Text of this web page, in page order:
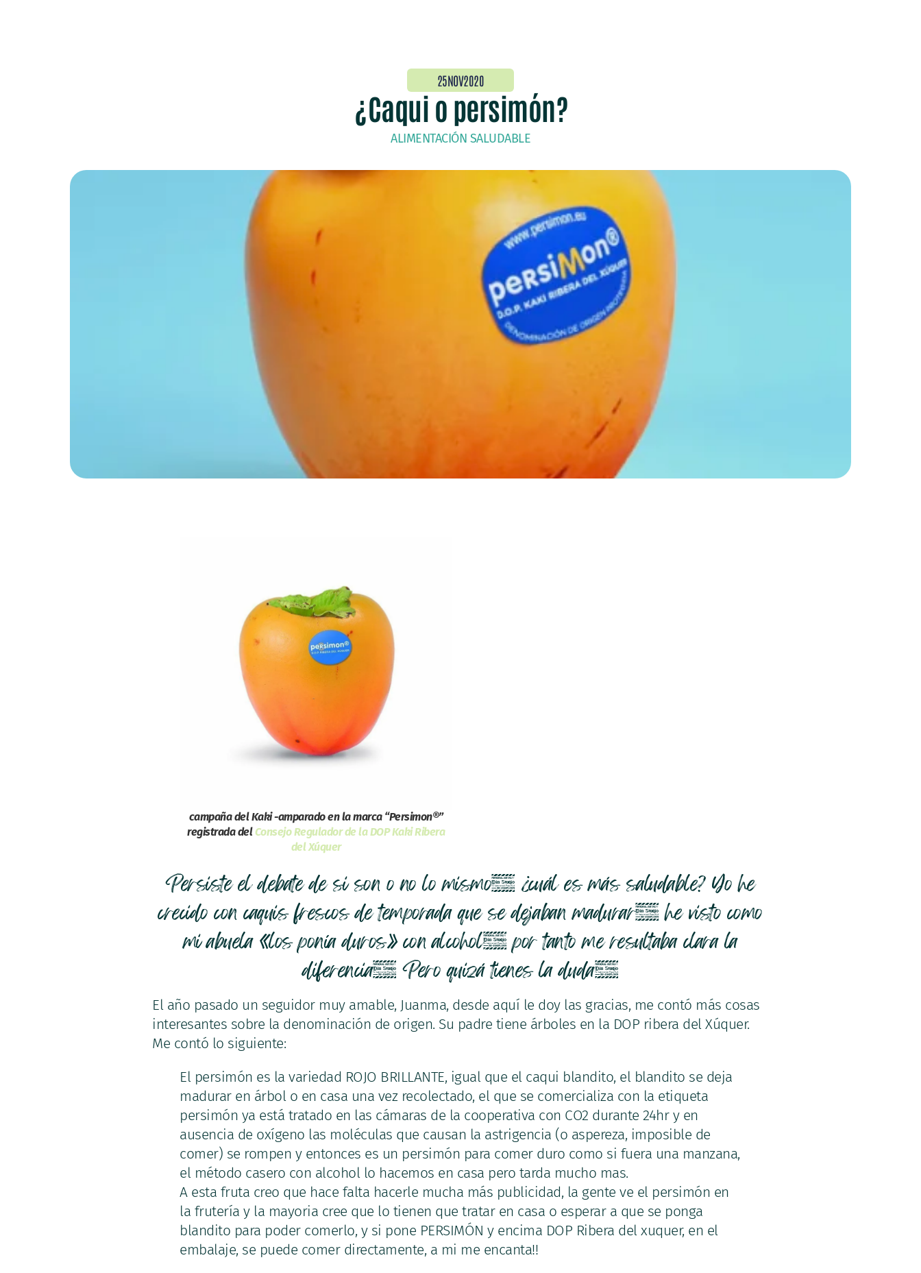
25NOV2020
¿Caqui o persimón?
ALIMENTACIÓN SALUDABLE
campaña del Kaki -amparado en la marca “Persimon®”
registrada delConsejo Regulador de la DOP Kaki Ribera
del Xúquer
Persiste el debate de si son o no lo mismo, ¿cuál es más saludable? Yo he
crecido con caquis frescos de temporada que se dejaban madurar, he visto como
mi abuela «los ponía duros» con alcohol, por tanto me resultaba clara la
diferencia. Pero quizá tienes la duda.
El año pasado un seguidor muy amable, Juanma, desde aquí le doy las gracias, me contó más cosas
interesantes sobre la denominación de origen. Su padre tiene árboles en la DOP ribera del Xúquer.
Me contó lo siguiente:
El persimón es la variedad ROJO BRILLANTE, igual que el caqui blandito, el blandito se deja
madurar en árbol o en casa una vez recolectado, el que se comercializa con la etiqueta
persimón ya está tratado en las cámaras de la cooperativa con CO2 durante 24hr y en
ausencia de oxígeno las moléculas que causan la astrigencia (o aspereza, imposible de
comer) se rompen y entonces es un persimón para comer duro como si fuera una manzana,
el método casero con alcohol lo hacemos en casa pero tarda mucho mas.
A esta fruta creo que hace falta hacerle mucha más publicidad, la gente ve el persimón en
la frutería y la mayoria cree que lo tienen que tratar en casa o esperar a que se ponga
blandito para poder comerlo, y si pone PERSIMÓN y encima DOP Ribera del xuquer, en el
embalaje, se puede comer directamente, a mi me encanta!!